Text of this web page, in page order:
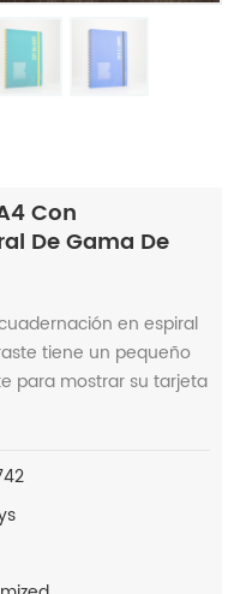
Con
De Gama De
en espiral
tiene un pequeño
para mostrar su tarjeta